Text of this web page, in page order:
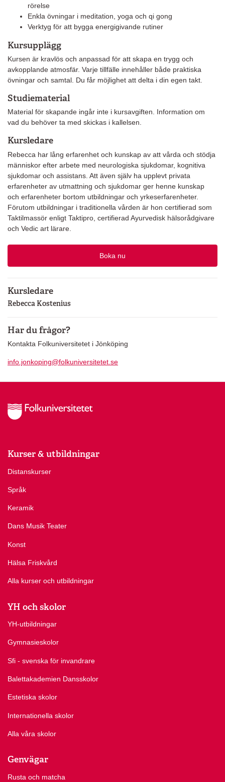
rörelse
Enkla övningar i meditation, yoga och qi gong
Verktyg för att bygga energigivande rutiner
Kursupplägg
Kursen är kravlös och anpassad för att skapa en trygg och
avkopplande atmosfär. Varje tillfälle innehåller både praktiska
övningar och samtal. Du får möjlighet att delta i din egen takt.
Studiematerial
Material för skapande ingår inte i kursavgiften. Information om
vad du behöver ta med skickas i kallelsen.
Kursledare
Rebecca har lång erfarenhet och kunskap av att vårda och stödja
människor efter arbete med neurologiska sjukdomar, kognitiva
sjukdomar och assistans. Att även själv ha upplevt privata
erfarenheter av utmattning och sjukdomar ger henne kunskap
och erfarenheter bortom utbildningar och yrkeserfarenheter.
Förutom utbildningar i traditionella vården är hon certifierad som
Taktilmassör enligt Taktipro, certifierad Ayurvedisk hälsorådgivare
och Vedic art lärare.
Boka nu
Kursledare
Rebecca Kostenius
Har du frågor?
Kontakta Folkuniversitetet i Jönköping
info.jonkoping@folkuniversitetet.se
Kurser & utbildningar
Distanskurser
Språk
Keramik
Dans Musik Teater
Konst
Hälsa Friskvård
Alla kurser och utbildningar
YH och skolor
YH-utbildningar
Gymnasieskolor
Sfi - svenska för invandrare
Balettakademien Dansskolor
Estetiska skolor
Internationella skolor
Alla våra skolor
Genvägar
Rusta och matcha